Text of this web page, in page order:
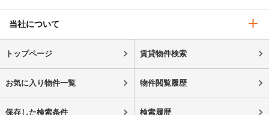
当社について
トップページ 賃貸物件検索
お気に入り物件一覧 物件閲覧履歴
保存した検索条件 検索履歴